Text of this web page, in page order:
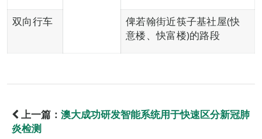
双向行车
俾若翰街近筷子基社屋(快
意楼、快富楼)的路段
上一篇： 澳大成功研发智能系统用于快速区分新冠肺
炎检测